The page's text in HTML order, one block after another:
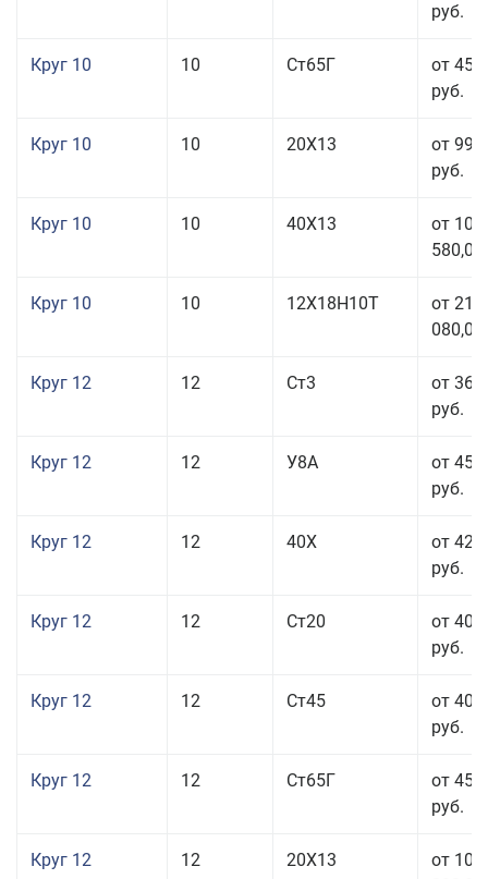
руб.
Круг 10 10 Ст65Г
от 45
руб.
Круг 10 10 20Х13
от 99
руб.
Круг 10 10 40Х13
от 106
580,00
Круг 10 10 12Х18Н10Т
от 215
080,00
Круг 12 12 Ст3
от 36
руб.
Круг 12 12 У8А
от 45
руб.
Круг 12 12 40Х
от 42
руб.
Круг 12 12 Ст20
от 40
руб.
Круг 12 12 Ст45
от 40
руб.
Круг 12 12 Ст65Г
от 45
руб.
Круг 12 12 20Х13
от 103